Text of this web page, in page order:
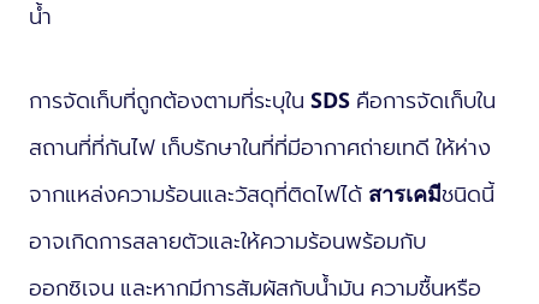
น้ำ
การจัดเก็บที่ถูกต้องตามที่ระบุใน SDS คือการจัดเก็บใน
สถานที่ที่กันไฟ เก็บรักษาในที่ที่มีอากาศถ่ายเทดี ให้ห่าง
จากแหล่งความร้อนและวัสดุที่ติดไฟได้ สารเคมีชนิดนี้
อาจเกิดการสลายตัวและให้ความร้อนพร้อมกับ
ออกซิเจน และหากมีการสัมผัสกับน้ำมัน ความชื้นหรือ